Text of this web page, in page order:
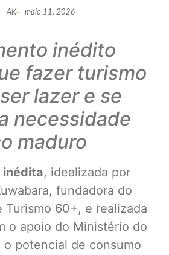
AK- maio 11, 2026
inédito
fazer turismo
lazer e se
necessidade
maduro
inédita, idealizada por
fundadora do
Turismo 60+, e realizada
o apoio do Ministério do
o potencial de consumo